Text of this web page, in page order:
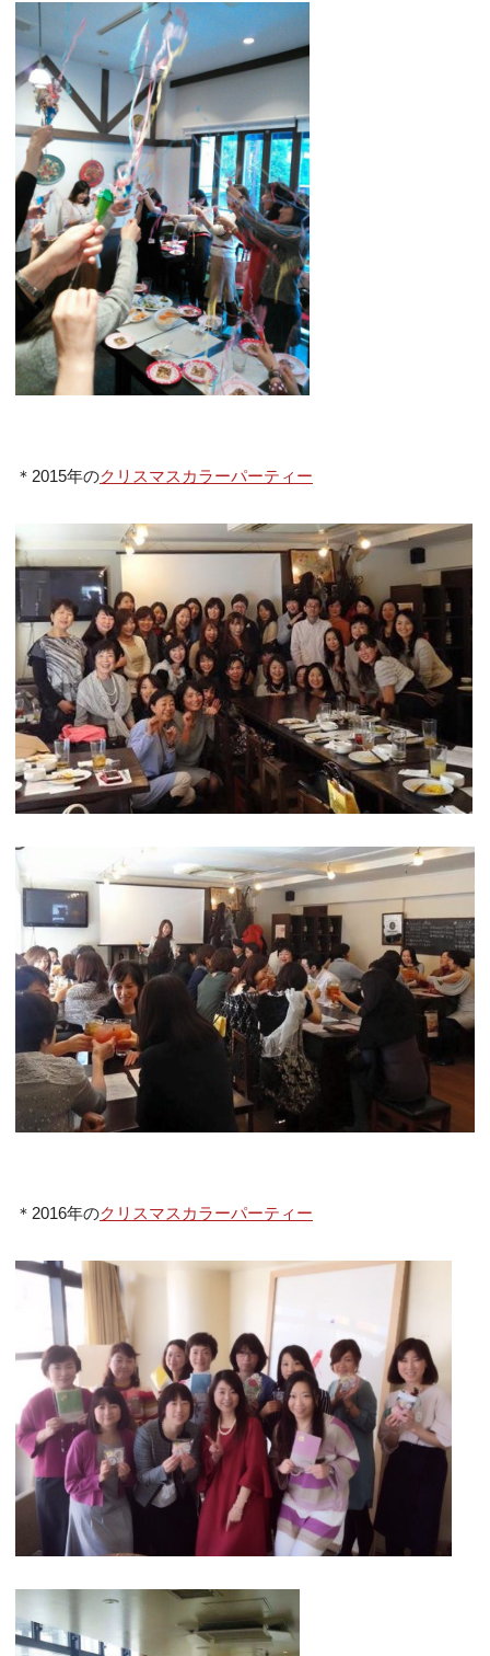
＊2015年のクリスマスカラーパーティー
＊2016年のクリスマスカラーパーティー